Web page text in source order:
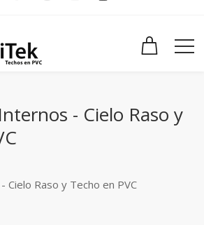
- Cielo Raso y
Cielo Raso y Techo en PVC